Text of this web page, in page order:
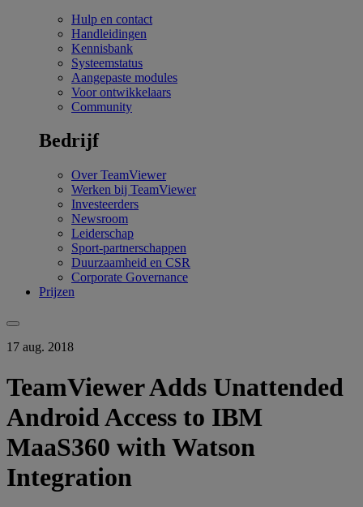
Hulp en contact
Handleidingen
Kennisbank
Systeemstatus
Aangepaste modules
Voor ontwikkelaars
Community
Bedrijf
Over TeamViewer
Werken bij TeamViewer
Investeerders
Newsroom
Leiderschap
Sport-partnerschappen
Duurzaamheid en CSR
Corporate Governance
Prijzen
17 aug. 2018
TeamViewer Adds Unattended
Android Access to IBM
MaaS360 with Watson
Integration